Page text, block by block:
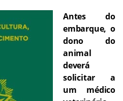
Antes do
embarque, o
dono do
animal
deverá
solicitar a
um médico